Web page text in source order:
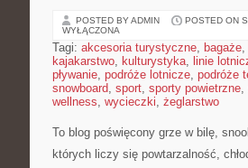
POSTED BY ADMIN POSTED ON
WYŁĄCZONA
Tagi: akcesoria turystyczne, bagaże,
kajakarstwo, kulturystyka, linie
pływanie, podróże lotnicze, podróże
snowboard, sport, sporty powietrzne,
wellness, wycieczki, żeglarstwo
To blog poświęcony grze w bilę,
których liczy się powtarzalność,